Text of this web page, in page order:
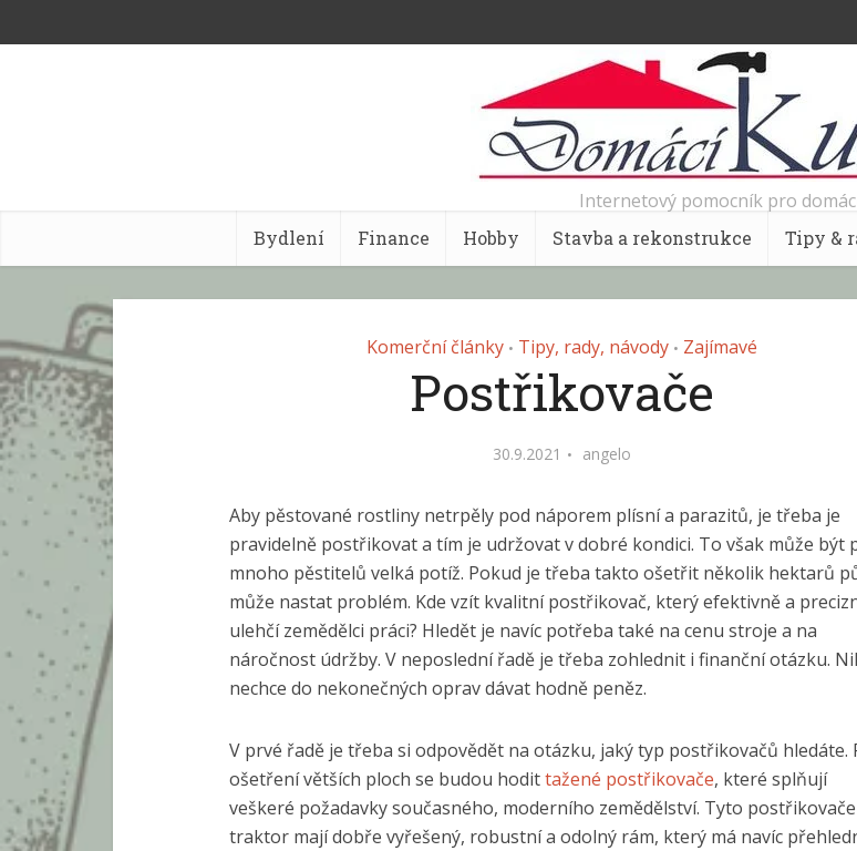
Internetový pomocník pro
Bydlení Finance Hobby Stavba a rekonstrukce Tipy &
Komerční články • Tipy, rady, návody • Zajímavé
Postřikovače
30.9.2021 angelo
Aby pěstované rostliny netrpěly pod náporem plísní a parazitů, je třeba je
pravidelně postřikovat a tím je udržovat v dobré kondici. To však může být
mnoho pěstitelů velká potíž. Pokud je třeba takto ošetřit několik hektarů
může nastat problém. Kde vzít kvalitní postřikovač, který efektivně a
ulehčí zemědělci práci? Hledět je navíc potřeba také na cenu stroje a na
náročnost údržby. V neposlední řadě je třeba zohlednit i finanční otázku.
nechce do nekonečných oprav dávat hodně peněz.
V prvé řadě je třeba si odpovědět na otázku, jaký typ postřikovačů hledáte.
ošetření větších ploch se budou hodittažené postřikovače, které splňují
veškeré požadavky současného, moderního zemědělství. Tyto
traktor mají dobře vyřešený, robustní a odolný rám, který má navíc